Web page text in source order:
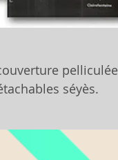
pelliculée
séyès.